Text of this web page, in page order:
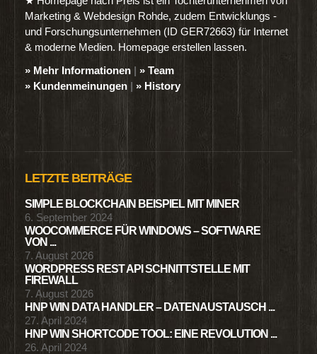
Marketing & Webdesign Rohde, zudem Entwicklungs -
und Forschungsunternehmen (ID GER72663) für Internet
& moderne Medien. Homepage erstellen lassen.
» Mehr Informationen | » Team
» Kundenmeinungen | » History
LETZTE BEITRÄGE
SIMPLE BLOCKCHAIN BEISPIEL MIT MINER
6. September 2024
WOOCOMMERCE FÜR WINDOWS – SOFTWARE
VON ...
7. August 2026
WORDPRESS REST API SCHNITTSTELLE MIT
FIREWALL
7. August 2026
HNP WIN DATA HANDLER – DATENAUSTAUSCH ...
27. April 2024
HNP WIN SHORTCODE TOOL: EINE REVOLUTION ...
26. April 2024